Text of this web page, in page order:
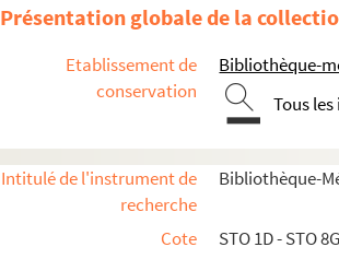
Présentation globale de la
Etablissement de
conservation
Bibliothèque-
Tous
Intitulé de l'instrument de
recherche
Bibliothèque-
Cote
STO 1D - STO
Ehrenfried Stoeber
Correspondance
Tiroir 2D. Correspondance Ehrenfried
3 listes manuscrites (Robert